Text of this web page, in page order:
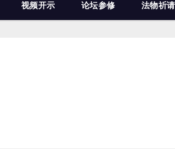
视频开示 论坛参修 法物祈请